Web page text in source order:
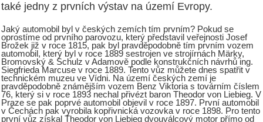
také jedny z prvních výstav na území Evropy.
Jaký automobil byl v českých zemích tím prvním? Pokud se
oprostíme od prvního parovozu, který představil veřejnosti Josef
Brožek již v roce 1815, pak byl pravděpodobně tím prvním vozem
automobil, který byl v roce 1889 sestrojen ve strojírnách Märky,
Bromovský & Schulz v Adamově podle konstrukčních návrhů ing.
Siegfrieda Marcuse v roce 1889. Tento vůz můžete dnes spatřit v
technickém muzeu ve Vídni. Na území českých zemí je
pravděpodobně známějším vozem Benz Viktoria s továrním číslem
76, který si v roce 1893 nechal přivézt baron Theodor von Liebieg. V
Praze se pak poprvé automobil objevil v roce 1897. První automobil
v Čechách pak vyrobila kopřivnická vozovka v roce 1898. Pro tento
první vůz získal Theodor von Liebieg dvouválcový motor přímo od